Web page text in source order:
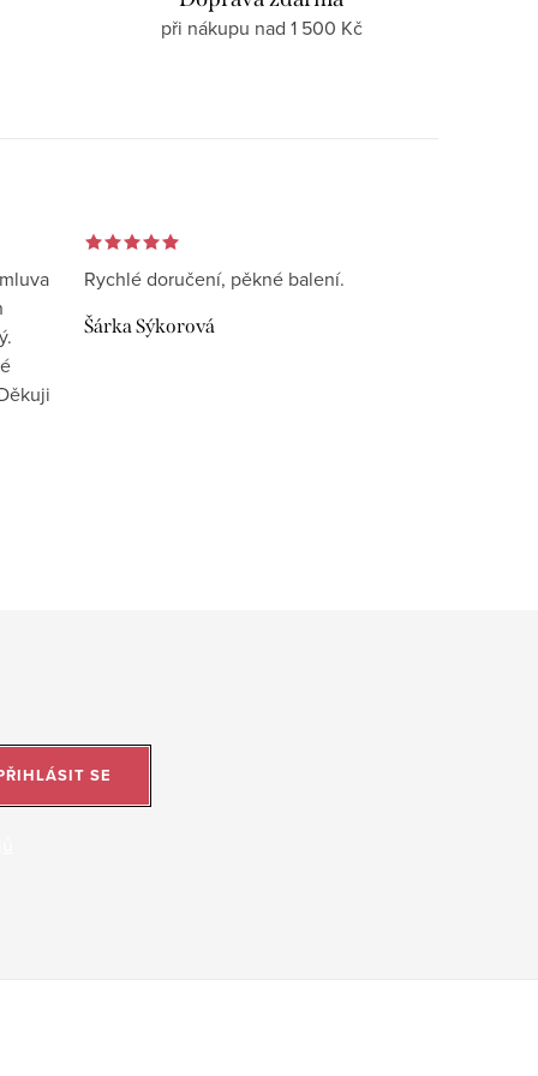
při nákupu nad 1 500 Kč
Rychlé doručení, pěkné balení.
Šárka Sýkorová
SE